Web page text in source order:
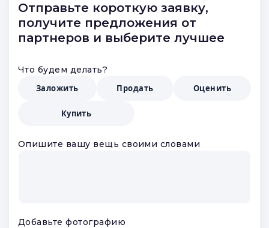
Отправьте короткую заявку,
получите предложения от
партнеров и выберите лучшее
Что будем делать?
Заложить
Продать Оценить
Купить
Опишите вашу вещь своими словами
Добавьте фотографию